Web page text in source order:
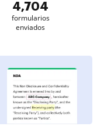
4,704
formularios
enviados